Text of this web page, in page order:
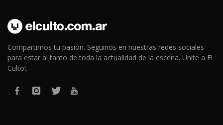
Compartimos tu pasión. Seguinos en nuestras redes sociales
para estar al tanto de toda la actualidad de la escena. Unite a El
Culto!.